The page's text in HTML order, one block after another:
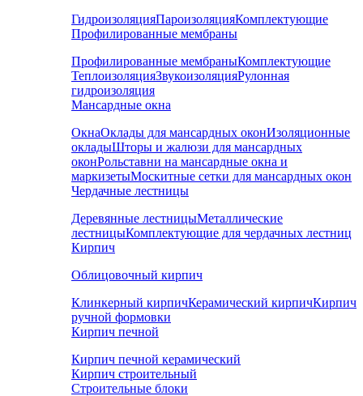
ГидроизоляцияПароизоляцияКомплектующие
Профилированные мембраны
Профилированные мембраныКомплектующие
ТеплоизоляцияЗвукоизоляцияРулонная
гидроизоляция
Мансардные окна
ОкнаОклады для мансардных оконИзоляционные
окладыШторы и жалюзи для мансардных
оконРольставни на мансардные окна и
маркизетыМоскитные сетки для мансардных окон
Чердачные лестницы
Деревянные лестницыМеталлические
лестницыКомплектующие для чердачных лестниц
Кирпич
Облицовочный кирпич
Клинкерный кирпичКерамический кирпичКирпич
ручной формовки
Кирпич печной
Кирпич печной керамический
Кирпич строительный
Строительные блоки